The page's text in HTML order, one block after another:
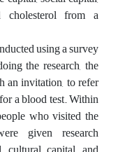
from a
using a survey
the research, the
an invitation, to refer
a blood test. Within
who visited the
given research